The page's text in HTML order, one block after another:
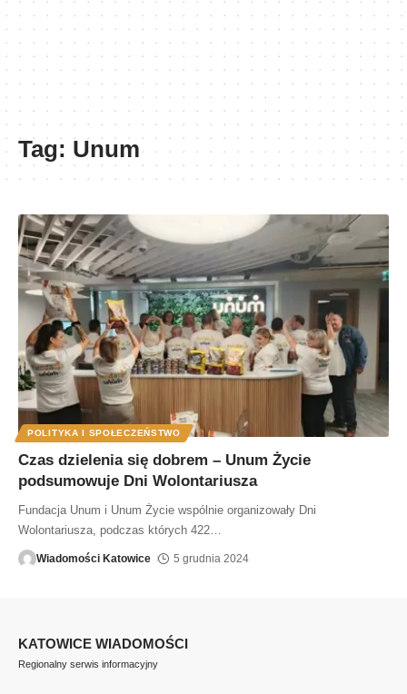
Tag: Unum
POLITYKA I SPOŁECZEŃSTWO
Czas dzielenia się dobrem – Unum Życie
podsumowuje Dni Wolontariusza
Fundacja Unum i Unum Życie wspólnie organizowały Dni
Wolontariusza, podczas których 422
Wiadomości Katowice 5 grudnia 2024
KATOWICE WIADOMOŚCI
Regionalny serwis informacyjny